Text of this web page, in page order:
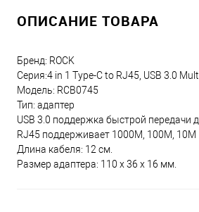
ОПИСАНИЕ ТОВАРА
Бренд: ROCK
Серия:4 in 1 Type-C to RJ45, USB 3.0
Модель: RCB0745
Тип: адаптер
USB 3.0 поддержка быстрой передачи
RJ45 поддерживает 1000M, 100M, 10M
Длина кабеля: 12 см.
Размер адаптера: 110 х 36 х 16 мм.